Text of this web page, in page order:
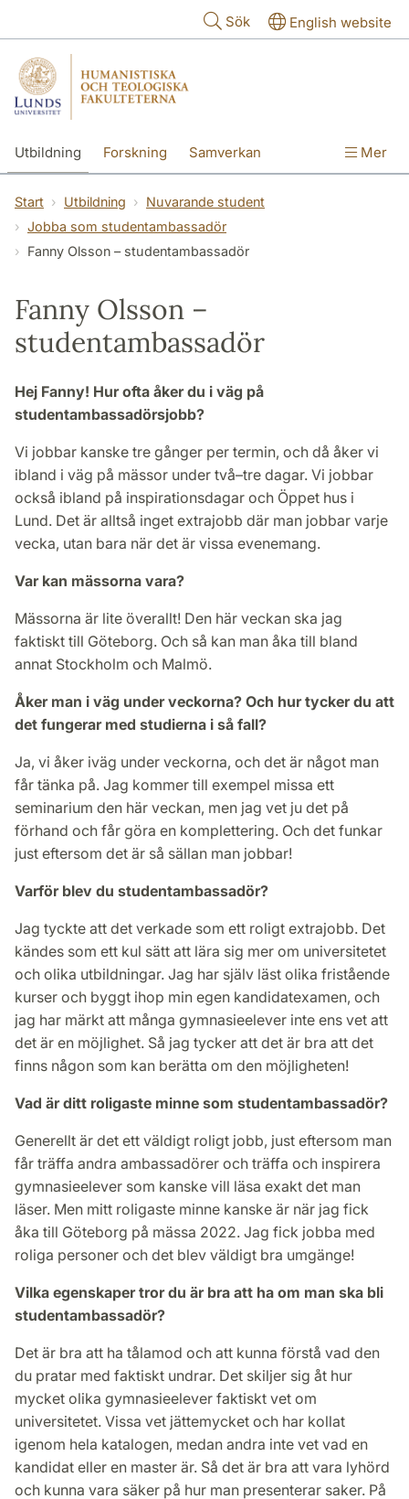
Sök English website
Utbildning Forskning Samverkan Mer
Start Utbildning
Nuvarande student
Jobba som studentambassadör
Fanny Olsson – studentambassadör
Fanny Olsson –
studentambassadör
Hej Fanny! Hur ofta åker du i väg på
studentambassadörsjobb?
Vi jobbar kanske tre gånger per termin, och då åker vi
ibland i väg på mässor under två–tre dagar. Vi jobbar
också ibland på inspirationsdagar och Öppet hus i
Lund. Det är alltså inget extrajobb där man jobbar varje
vecka, utan bara när det är vissa evenemang.
Var kan mässorna vara?
Mässorna är lite överallt! Den här veckan ska jag
faktiskt till Göteborg. Och så kan man åka till bland
annat Stockholm och Malmö.
Åker man i väg under veckorna? Och hur tycker du att
det fungerar med studierna i så fall?
Ja, vi åker iväg under veckorna, och det är något man
får tänka på. Jag kommer till exempel missa ett
seminarium den här veckan, men jag vet ju det på
förhand och får göra en komplettering. Och det funkar
just eftersom det är så sällan man jobbar!
Varför blev du studentambassadör?
Jag tyckte att det verkade som ett roligt extrajobb. Det
kändes som ett kul sätt att lära sig mer om universitetet
och olika utbildningar. Jag har själv läst olika fristående
kurser och byggt ihop min egen kandidatexamen, och
jag har märkt att många gymnasieelever inte ens vet att
det är en möjlighet. Så jag tycker att det är bra att det
finns någon som kan berätta om den möjligheten!
Vad är ditt roligaste minne som studentambassadör?
Generellt är det ett väldigt roligt jobb, just eftersom man
får träffa andra ambassadörer och träffa och inspirera
gymnasieelever som kanske vill läsa exakt det man
läser. Men mitt roligaste minne kanske är när jag fick
åka till Göteborg på mässa 2022. Jag fick jobba med
roliga personer och det blev väldigt bra umgänge!
Vilka egenskaper tror du är bra att ha om man ska bli
studentambassadör?
Det är bra att ha tålamod och att kunna förstå vad den
du pratar med faktiskt undrar. Det skiljer sig åt hur
mycket olika gymnasieelever faktiskt vet om
universitetet. Vissa vet jättemycket och har kollat
igenom hela katalogen, medan andra inte vet vad en
kandidat eller en master är. Så det är bra att vara lyhörd
och kunna vara säker på hur man presenterar saker. På